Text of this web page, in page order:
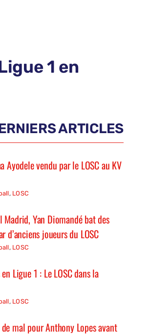
1 en
ARTICLES
Ayodele vendu par le LOSC au KV
, LOSC
Madrid, Yan Diomandé bat des
d’anciens joueurs du LOSC
, LOSC
Ligue 1 : Le LOSC dans la
, LOSC
mal pour Anthony Lopes avant